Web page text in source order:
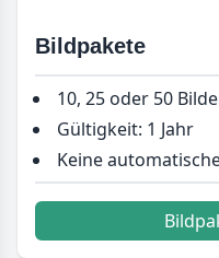
Bildpakete
10, 25 oder 50
Gültigkeit: 1 Jahr
Keine